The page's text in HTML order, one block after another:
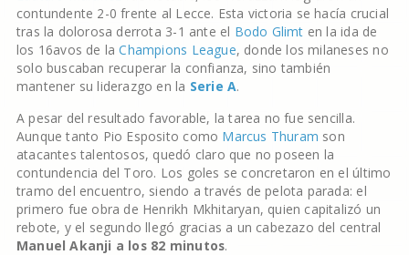
contundente 2-0 frente al Lecce. Esta victoria se hacía crucial
tras la dolorosa derrota 3-1 ante el Bodo Glimt en la ida de
los 16avos de laChampions League, donde los milaneses no
solo buscaban recuperar la confianza, sino también
mantener su liderazgo en la Serie A.
A pesar del resultado favorable, la tarea no fue sencilla.
Aunque tanto Pio Esposito como Marcus Thuram son
atacantes talentosos, quedó claro que no poseen la
contundencia del Toro. Los goles se concretaron en el último
tramo del encuentro, siendo a través de pelota parada: el
primero fue obra de Henrikh Mkhitaryan, quien capitalizó un
rebote, y el segundo llegó gracias a un cabezazo del central
Manuel Akanji a los 82 minutos.